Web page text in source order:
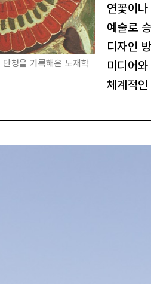
청을 기록해온 노재학
연꽃이
예술로
디자인
미디어
체계적